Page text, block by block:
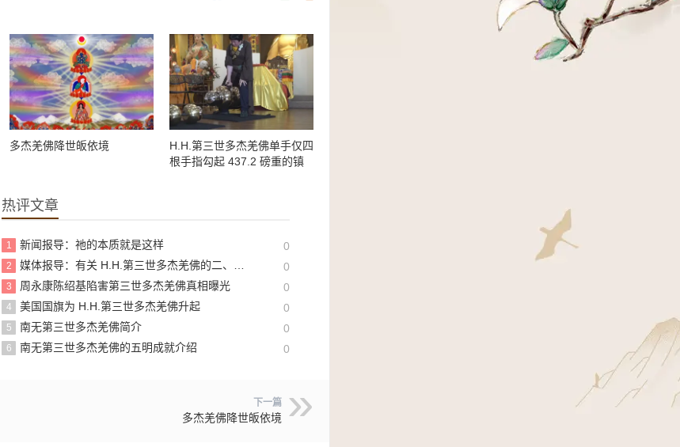
多杰羌佛降世皈依境
H.H.第三世多杰羌佛单手仅四
根手指勾起 437.2 磅重的镇
热评文章
1 新闻报导：祂的本质就是这样 0
2 媒体报导：有关 H.H.第三世多杰羌佛的二、三事 0
3 周永康陈绍基陷害第三世多杰羌佛真相曝光 0
4 美国国旗为 H.H.第三世多杰羌佛升起 0
5 南无第三世多杰羌佛简介 0
6 南无第三世多杰羌佛的五明成就介绍 0
下一篇
多杰羌佛降世皈依境